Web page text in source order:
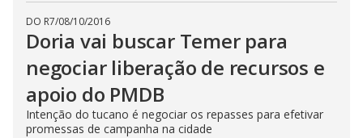
DO R7/08/10/2016
Doria vai buscar Temer para
negociar liberação de recursos e
apoio do PMDB
Intenção do tucano é negociar os repasses para efetivar
promessas de campanha na cidade